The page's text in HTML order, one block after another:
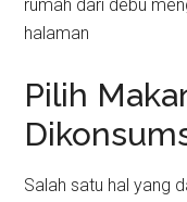
rumah dari debu
halaman
Pilih
Salah satu hal yang